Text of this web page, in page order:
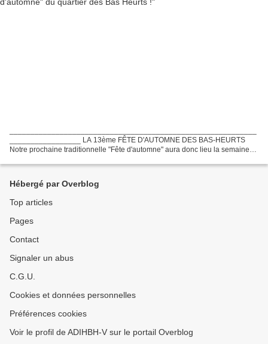
_________________ LA 13ème FÊTE D'AUTOMNE DES BAS-HEURTS
Notre prochaine traditionnelle "Fête d'automne" aura donc lieu la semaine
Hébergé par Overblog
Top articles
Pages
Contact
Signaler un abus
C.G.U.
Cookies et données personnelles
Préférences cookies
Voir le profil de ADIHBH-V sur le portail Overblog